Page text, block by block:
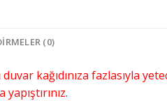
(0)
kağıdınıza fazlasıyla